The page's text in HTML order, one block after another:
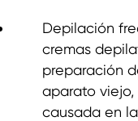
Depilación
cremas
preparación
aparato
causada en